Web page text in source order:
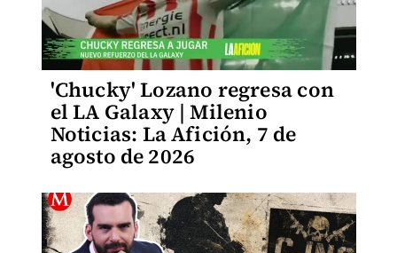
'Chucky' Lozano regresa con
el LA Galaxy | Milenio
Noticias: La Afición, 7 de
agosto de 2026